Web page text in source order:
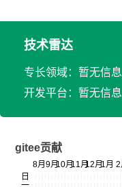
技术雷达
专长领域：暂无信息
开发平台：暂无信息
gitee贡献